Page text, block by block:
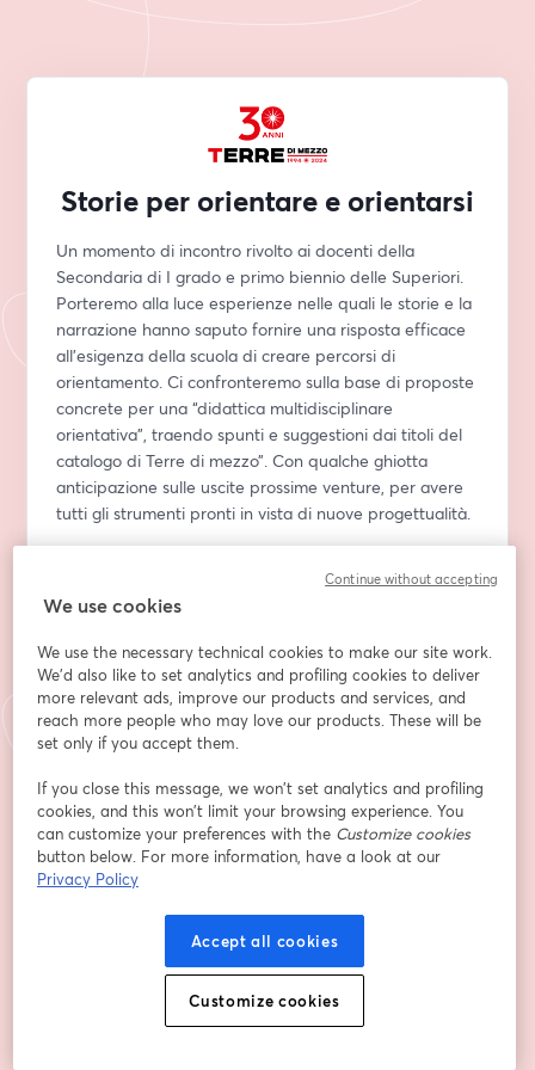
Storie per orientare e orientarsi
Un momento di incontro rivolto ai docenti della
Secondaria di I grado e primo biennio delle Superiori.
Porteremo alla luce esperienze nelle quali le storie e la
narrazione hanno saputo fornire una risposta efficace
all'esigenza della scuola di creare percorsi di
orientamento. Ci confronteremo sulla base di proposte
concrete per una “didattica multidisciplinare
orientativa”, traendo spunti e suggestioni dai titoli del
catalogo di Terre di mezzo”. Con qualche ghiotta
anticipazione sulle uscite prossime venture, per avere
tutti gli strumenti pronti in vista di nuove progettualità.
didattica. Eleonora Armaroli (editor) e Sabina Eleonori
(referente scuole) Terre di mezzo Editore.
Se sei un docentə, ti preghiamo di compilare tutti i
campi del modulo di iscrizione, anche quelli non
obbligatori. Se non insegni, ma desideri partecipare,
sarai molto benvenutə: dicci chi sei, molto brevemente,
professione di cura, altro).
Email address*
We use cookies
We use the necessary technical cookies to make our site work.
We'd also like to set analytics and profiling cookies to deliver
more relevant ads, improve our products and services, and
reach more people who may love our products. These will be
set only if you accept them.
If you close this message, we won’t set analytics and profiling
cookies, and this won’t limit your browsing experience. You
can customize your preferences with the Customize cookies
button below. For more information, have a look at our
Privacy Policy
Accept all cookies
Customize cookies
Continue without accepting